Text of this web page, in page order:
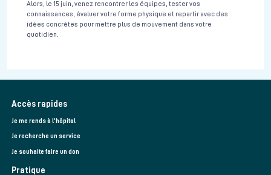
Alors, le 15 juin, venez rencontrer les équipes, tester vos
connaissances, évaluer votre forme physique et repartir avec des
idées concrètes pour mettre plus de mouvement dans votre
quotidien.
Accès rapides
Je me rends à l'hôpital
Je recherche un service
Je souhaite faire un don
Pratique